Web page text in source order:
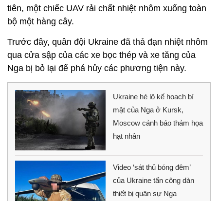
tiên, một chiếc UAV rải chất nhiệt nhôm xuống toàn
bộ một hàng cây.
Trước đây, quân đội Ukraine đã thả đạn nhiệt nhôm
qua cửa sập của các xe bọc thép và xe tăng của
Nga bị bỏ lại để phá hủy các phương tiện này.
Ukraine hé lộ kế hoạch bí
mật của Nga ở Kursk,
Moscow cảnh báo thảm họa
hạt nhân
Video ‘sát thủ bóng đêm’
của Ukraine tấn công dàn
thiết bị quân sự Nga